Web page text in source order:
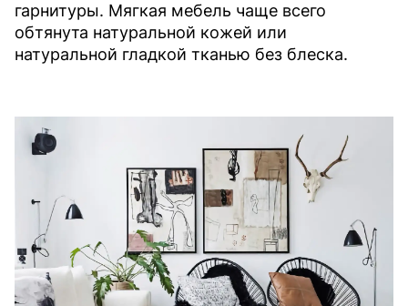
гарнитуры. Мягкая мебель чаще всего
обтянута натуральной кожей или
натуральной гладкой тканью без блеска.